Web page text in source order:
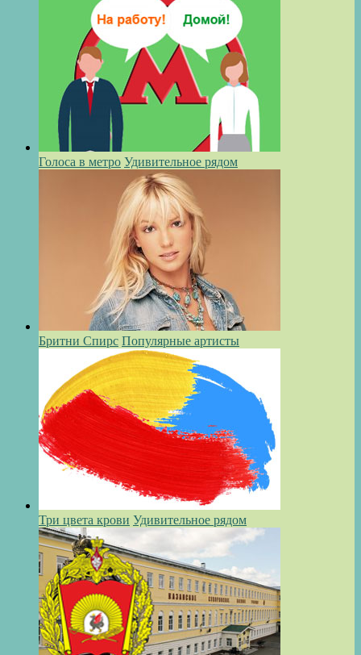
Голоса в метро Удивительное рядом
Бритни Спирс Популярные артисты
Три цвета крови Удивительное рядом